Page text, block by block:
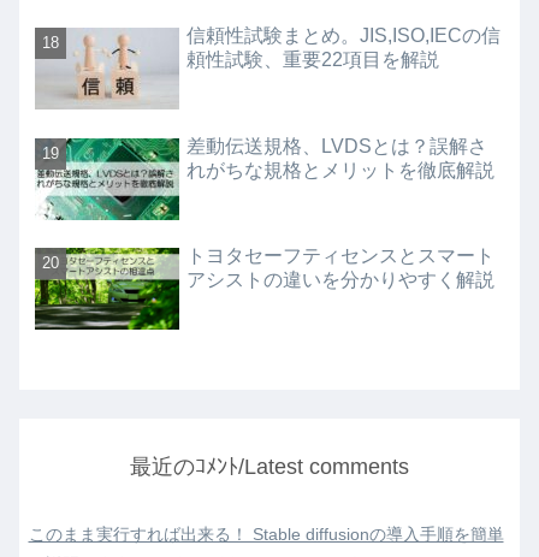
信頼性試験まとめ。JIS,ISO,IECの信
頼性試験、重要22項目を解説
差動伝送規格、LVDSとは？誤解さ
れがちな規格とメリットを徹底解説
トヨタセーフティセンスとスマート
アシストの違いを分かりやすく解説
最近のｺﾒﾝﾄ/Latest comments
このまま実行すれば出来る！ Stable diffusionの導入手順を簡単